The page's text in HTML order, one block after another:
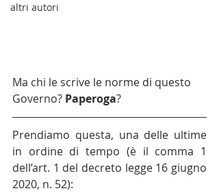
altri autori
Ma chi le scrive le norme di questo
Governo? Paperoga?
Prendiamo questa, una delle ultime
in ordine di tempo (è il comma 1
dell’art. 1 del decreto legge 16 giugno
2020, n. 52):